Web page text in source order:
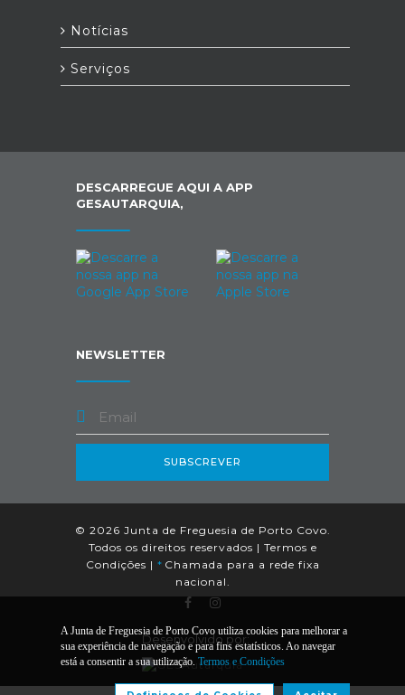
Notícias
Serviços
DESCARREGUE AQUI A APP
GESAUTARQUIA,
NEWSLETTER
SUBSCREVER
© 2026 Junta de Freguesia de Porto Covo.
Todos os direitos reservados | Termos e
Condições | * Chamada para a rede fixa
nacional.
Desenvolvido por:
A Junta de Freguesia de Porto Covo utiliza cookies para melhorar a
sua experiência de navegação e para fins estatísticos. Ao navegar
está a consentir a sua utilização. Termos e Condições